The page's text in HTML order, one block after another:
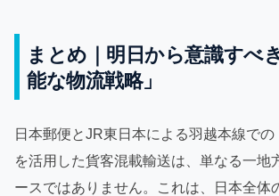
まとめ｜明日から意識すべ
能な物流戦略」
日本郵便とJR東日本による羽越本線での
を活用した貨客混載輸送は、単なる一地
ースではありません。これは、日本全体